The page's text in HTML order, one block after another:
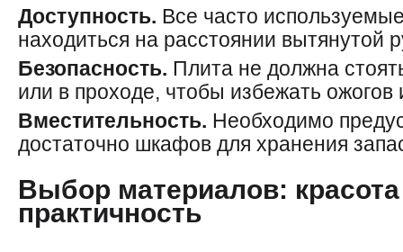
Доступность. Все часто
находиться на расстоянии вытянутой
Безопасность. Плита не должна
или в проходе, чтобы избежать ожогов
Вместительность. Необходимо
достаточно шкафов для хранения
Выбор материалов:
практичность